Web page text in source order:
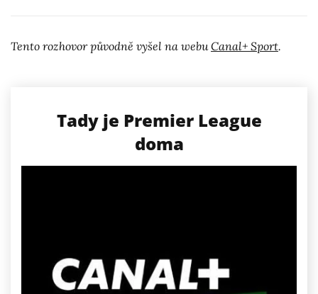
Tento rozhovor původně vyšel na webuCanal+ Sport.
Tady je Premier League
doma